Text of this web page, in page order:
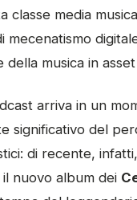
classe media
mecenatismo
della musica in
arriva in un
significativo del
di recente,
il nuovo album dei